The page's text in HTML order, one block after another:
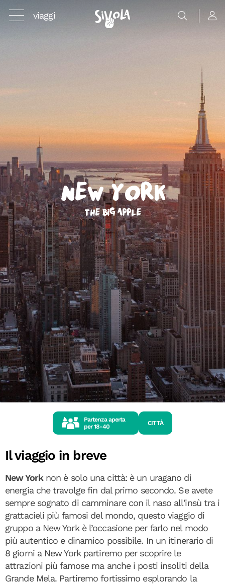
viaggi
New York
The Big Apple
Partenza aperta
per18-40
CITTÀ
Il viaggio in breve
New Yorknon è solo una città: è un uragano di
energia che travolge fin dal primo secondo. Se avete
sempre sognato di camminare con il naso all'insù tra i
grattacieli più famosi del mondo, questo viaggio di
gruppo a New York è l’occasione per farlo nel modo
più autentico e dinamico possibile. In un itinerario di
8 giorni a New York partiremo per scoprire le
attrazioni più famose ma anche i posti insoliti della
Grande Mela. Partiremo fortissimo esplorando la